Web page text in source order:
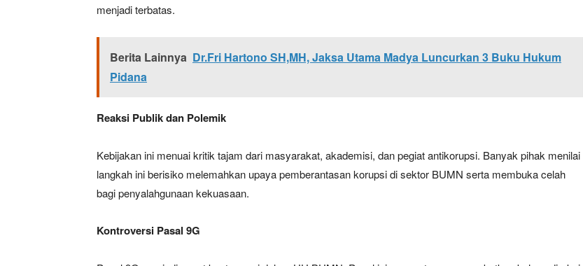
menjadi terbatas.
Berita Lainnya Dr.Fri Hartono SH,MH, Jaksa Utama Madya Luncurkan 3 Buku Hukum
Pidana
Reaksi Publik dan Polemik
Kebijakan ini menuai kritik tajam dari masyarakat, akademisi, dan pegiat antikorupsi. Banyak pihak menilai
langkah ini berisiko melemahkan upaya pemberantasan korupsi di sektor BUMN serta membuka celah
bagi penyalahgunaan kekuasaan.
Kontroversi Pasal 9G